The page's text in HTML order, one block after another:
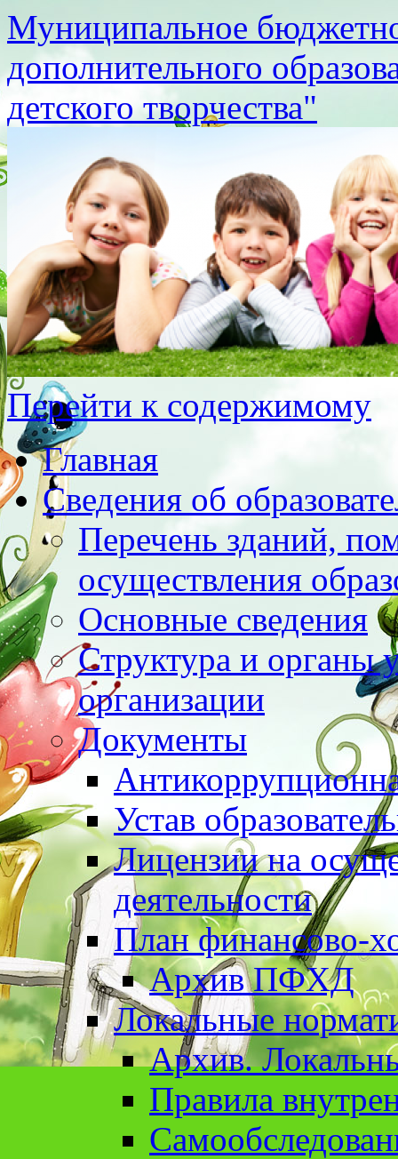
Муниципальное
дополнительного
детского творчества"
Перейти к содержимому
Главная
Сведения об
Перечень зданий,
осуществления
Основные сведения
Структура и органы
организации
Документы
Устав
Лицензии на
деятельности
План финансово-
Архив ПФХД
Локальные
Архив.
Правила